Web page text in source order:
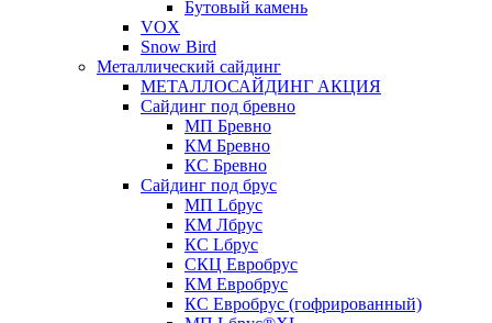
Бутовый камень
VOX
Snow Bird
Металлический сайдинг
МЕТАЛЛОСАЙДИНГ АКЦИЯ
Сайдинг под бревно
МП Бревно
КМ Бревно
КС Бревно
Сайдинг под брус
МП Lбрус
КМ Лбрус
КС Lбрус
СКЦ Евробрус
КМ Евробрус
КС Евробрус (гофрированный)